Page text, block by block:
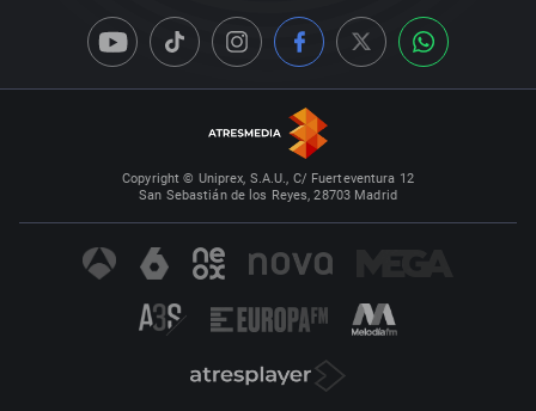
Copyright © Uniprex, S.A.U., C/ Fuerteventura 12
San Sebastián de los Reyes, 28703 Madrid